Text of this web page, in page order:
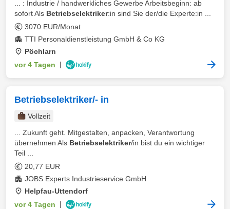
... : Industrie / handwerkliches Gewerbe Arbeitsbeginn: ab
sofort Als Betriebselektriker:in sind Sie der/die Experte:in ...
3070 EUR/Monat
TTI Personaldienstleistung GmbH & Co KG
Pöchlarn
vor 4 Tagen
Betriebselektriker/- in
Vollzeit
... Zukunft geht. Mitgestalten, anpacken, Verantwortung
übernehmen Als Betriebselektriker/in bist du ein wichtiger
Teil ...
20,77 EUR
JOBS Experts Industrieservice GmbH
Helpfau-Uttendorf
vor 4 Tagen